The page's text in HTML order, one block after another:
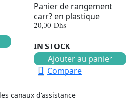
Panier de rangement
carr? en plastique
20,00 Dhs
IN STOCK
Ajouter au panier
Compare
canaux d'assistance